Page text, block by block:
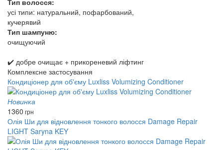
Тип волосся:
усі типи: натуральний, пофарбований,
кучерявий
Тип шампуню:
очищуючий
✔️ добре очищає + прикореневий ліфтинг
Комплексне застосування
Кондиціонер для об'єму Luxliss Volumizing Conditioner
Новинка
1360 грн
Олія Ши для відновлення тонкого волосся Damage Repair
LIGHT Saryna KEY